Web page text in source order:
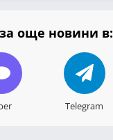
още новини в:
Telegram